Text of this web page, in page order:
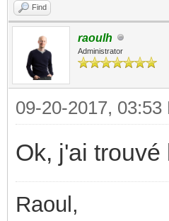
Find
raoulh
Administrator
09-20-2017, 03:53
Ok, j'ai
Raoul,